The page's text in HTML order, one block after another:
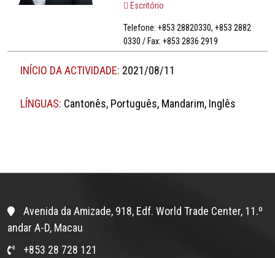
Escritório
Telefone: +853 28820330, +853 2882
0330 / Fax: +853 2836 2919
INÍCIO DA ACTIVIDADE: 2021/08/11
LÍNGUAS: Cantonês, Português, Mandarim, Inglês
Avenida da Amizade, 918, Edf. World Trade Center, 11.º
andar A-D, Macau
+853 28 728 121